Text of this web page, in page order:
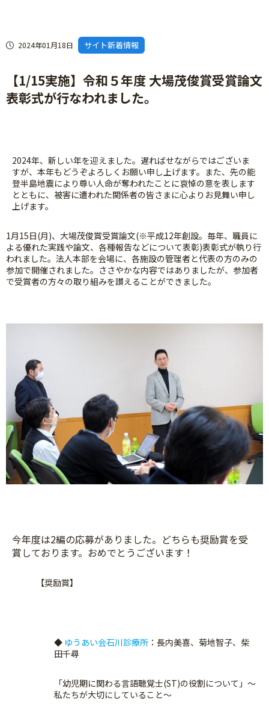
2024年01月18日 サイト新着情報
【1/15実施】令和５年度 大場茂俊賞受賞論文
表彰式が行なわれました。
2024年、新しい年を迎えました。遅ればせながらではございま
すが、本年もどうぞよろしくお願い申し上げます。また、先の能
登半島地震により尊い人命が奪われたことに哀悼の意を表します
とともに、被害に遭われた関係者の皆さまに心よりお見舞い申し
上げます。
1月15日(月)、大場茂俊賞受賞論文(※平成12年創設。毎年、職員に
よる優れた実践や論文、各種報告などについて表彰)表彰式が執り行
われました。法人本部を会場に、各施設の管理者と代表の方のみの
参加で開催されました。ささやかな内容ではありましたが、参加者
で受賞者の方々の取り組みを讃えることができました。
今年度は2編の応募がありました。どちらも奨励賞を受
賞しております。おめでとうございます！
【奨励賞】
◆ ゆうあい会石川診療所 ：長内美喜、菊地智子、柴
田千尋
「幼児期に関わる言語聴覚士(ST)の役割について」～
私たちが大切にしていること～